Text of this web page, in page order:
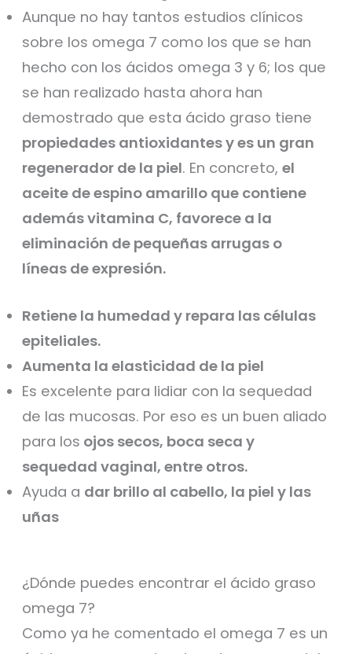
Aunque no hay tantos estudios clínicos
sobre los omega 7 como los que se han
hecho con los ácidos omega 3 y 6; los que
se han realizado hasta ahora han
demostrado que esta ácido graso tiene
propiedades antioxidantes y es un gran
regenerador de la piel. En concreto,el
aceite de espino amarillo que contiene
además vitamina C, favorece a la
eliminación de pequeñas arrugas o
líneas de expresión.
Retiene la humedad y repara las células
epiteliales.
Aumenta la elasticidad de la piel
Es excelente para lidiar con la sequedad
de las mucosas. Por eso es un buen aliado
para los ojos secos, boca seca y
sequedad vaginal, entre otros.
Ayuda a dar brillo al cabello, la piel y las
uñas
¿Dónde puedes encontrar el ácido graso
omega 7?
Como ya he comentado el omega 7 es un